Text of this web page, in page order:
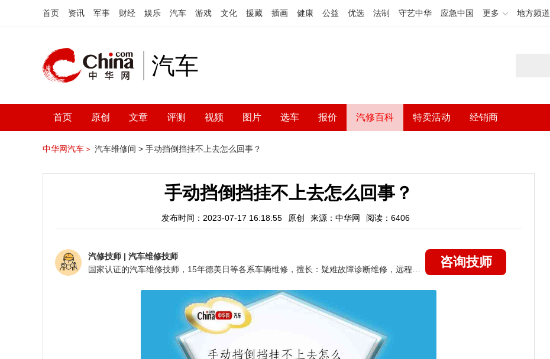
首页 资讯 军事 财经 娱乐 汽车 游戏 文化 援藏 插画 健康 公益 优选 法制 守艺中华 应急中国 更多 地方频道
汽车
首页 原创 文章 评测 视频 图片 选车 报价 汽修百科 特卖活动 经销商
中华网汽车＞ 汽车维修间 > 手动挡倒挡挂不上去怎么回事？
手动挡倒挡挂不上去怎么回事？
发布时间：2023-07-17 16:18:55 原创 来源：中华网 阅读：6406
汽修技师 | 汽车维修技师
咨询技师